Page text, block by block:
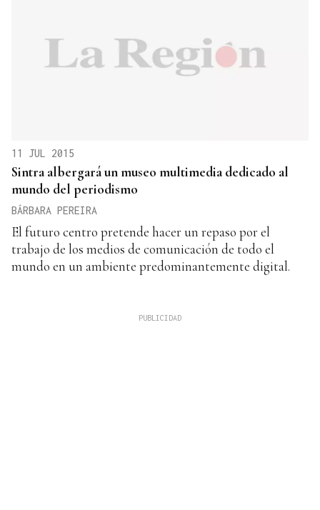
11 JUL 2015
Sintra albergará un museo multimedia dedicado al
mundo del periodismo
BÁRBARA PEREIRA
El futuro centro pretende hacer un repaso por el
trabajo de los medios de comunicación de todo el
mundo en un ambiente predominantemente digital.